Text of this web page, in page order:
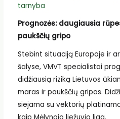
tarnyba
Prognozės: daugiausia
paukščių gripo
Stebint situaciją Europoje ir
šalyse, VMVT specialistai
didžiausią riziką Lietuvos
maras ir paukščių gripas.
siejama su vektorių